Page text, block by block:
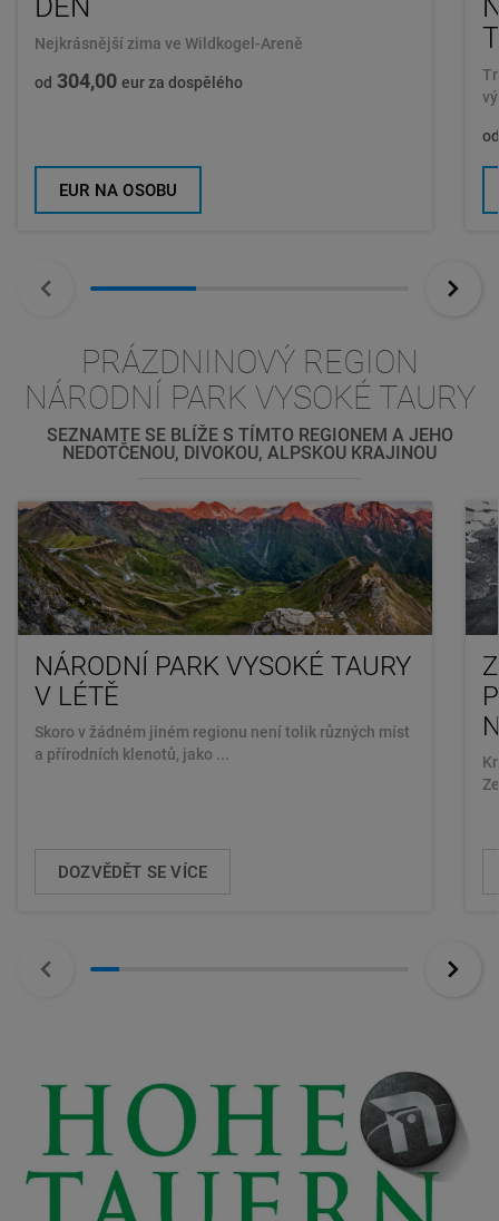
DEN
Nejkrásnější zima ve Wildkogel-Areně
od 304,00 eur za dospělého
EUR NA OSOBU
od
PRÁZDNINOVÝ REGION
NÁRODNÍ PARK VYSOKÉ TAURY
SEZNAMTE SE BLÍŽE S TÍMTO REGIONEM A JEHO
NEDOTČENOU, DIVOKOU, ALPSKOU KRAJINOU
NÁRODNÍ PARK VYSOKÉ TAURY
V LÉTĚ
Skoro v žádném jiném regionu není tolik různých míst
a přírodních klenotů, jako ...
DOZVĚDĚT SE VÍCE